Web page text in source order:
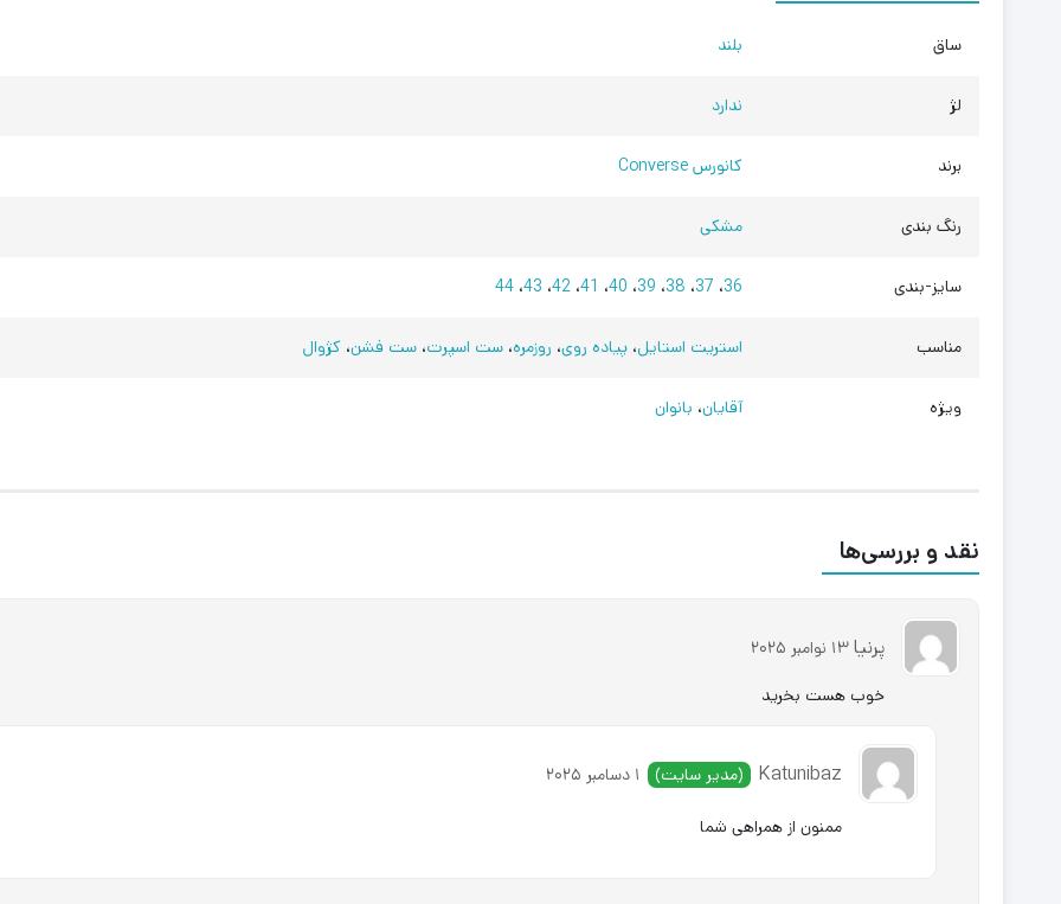
ساق بلند
لژ ندارد
برند کانورس Converse
رنگ بندی مشکی
سایز-بندی 36، 37، 38، 39، 40، 41، 42، 43، 44
مناسب استریت استایل، پیاده روی، روزمره، ست اسپرت، ست فشن، کژوال
ویژه آقایان، بانوان
نقد و بررسی‌ها
پرنیا 13 نوامبر 2025
خوب هست بخرید
Katunibaz (مدیر سایت) 1 دسامبر 2025
ممنون از همراهی شما